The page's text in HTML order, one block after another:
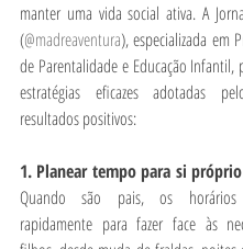
manter uma vida social ativa. A
(@madreaventura), especializada em
de Parentalidade e Educação Infantil,
estratégias eficazes adotadas
resultados positivos:
Quando são pais, os horários
rapidamente para fazer face às